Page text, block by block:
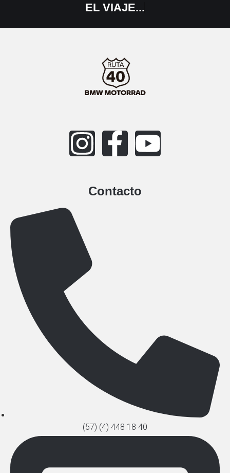
EL VIAJE...
Contacto
(57) (4) 448 18 40